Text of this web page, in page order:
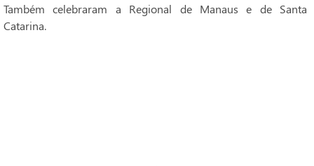
Também celebraram a Regional de Manaus e de Santa
Catarina.